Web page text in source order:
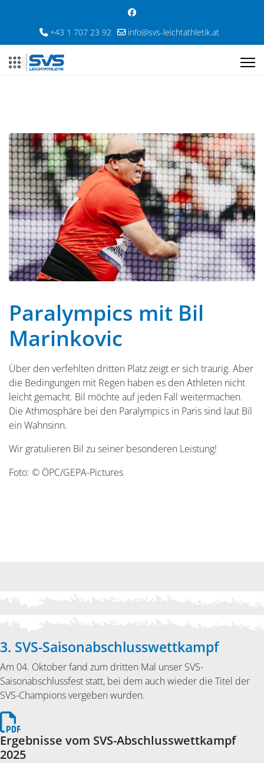
+43 1 707 23 92 info@svs-leichtathletik.at
Paralympics mit Bil
Marinkovic
Über den verfehlten dritten Platz zeigt er sich traurig. Aber
die Bedingungen mit Regen haben es den Athleten nicht
leicht gemacht. Bil möchte auf jeden Fall weitermachen.
Die Athmosphäre bei den Paralympics in Paris sind laut Bil
ein Wahnsinn.
Wir gratulieren Bil zu seiner besonderen Leistung!
Foto: © ÖPC/GEPA-Pictures
3. SVS-Saisonabschlusswettkampf
Am 04. Oktober fand zum dritten Mal unser SVS-
Saisonabschlussfest statt, bei dem auch wieder die Titel der
SVS-Champions vergeben wurden.
Ergebnisse vom SVS-Abschlusswettkampf
2025